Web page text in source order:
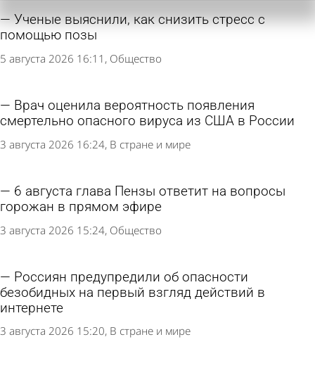
Ученые выяснили, как снизить стресс с
помощью позы
5 августа 2026 16:11 Общество
Врач оценила вероятность появления
смертельно опасного вируса из США в России
3 августа 2026 16:24 В стране и мире
6 августа глава Пензы ответит на вопросы
горожан в прямом эфире
3 августа 2026 15:24 Общество
Россиян предупредили об опасности
безобидных на первый взгляд действий в
интернете
3 августа 2026 15:20 В стране и мире